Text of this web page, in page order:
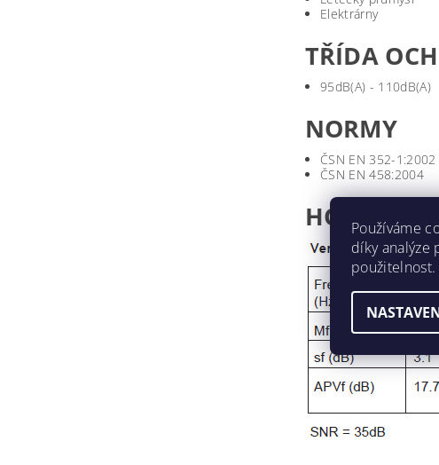
Elektrárny
TŘÍDA
95dB(A) - 110dB(A)
NORMY
ČSN EN 352-1:2002
ČSN EN 458:2004
Používáme
díky analýze
použitelnost.